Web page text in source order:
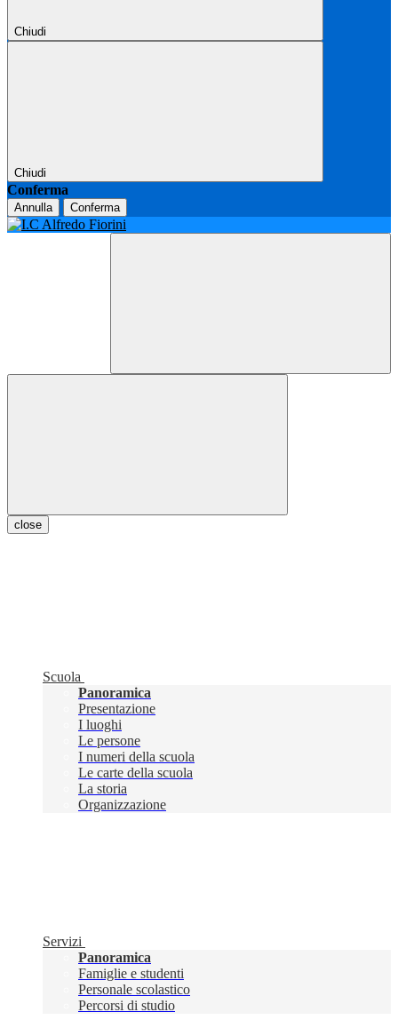
Chiudi
Chiudi
Conferma
Annulla Conferma
close
Scuola
Panoramica
Presentazione
I luoghi
Le persone
I numeri della scuola
Le carte della scuola
La storia
Organizzazione
Servizi
Panoramica
Famiglie e studenti
Personale scolastico
Percorsi di studio